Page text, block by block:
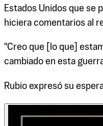
Estados Unidos que se
hiciera comentarios al
"Creo que [lo que]
cambiado en esta
Rubio expresó su